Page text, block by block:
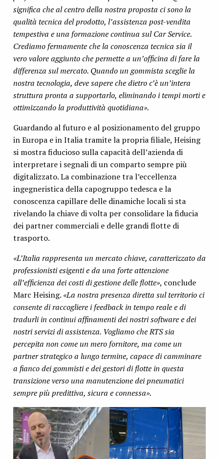
significa che al centro della nostra proposta ci sono la
qualità tecnica del prodotto, l’assistenza post-vendita
tempestiva e una formazione continua sul Car Service.
Crediamo fermamente che la conoscenza tecnica sia il
vero valore aggiunto che permette a un’officina di fare la
differenza sul mercato. Quando un gommista sceglie la
nostra tecnologia, deve sapere che dietro c’è un’intera
struttura pronta a supportarlo, eliminando i tempi morti e
ottimizzando la produttività quotidiana».
Guardando al futuro e al posizionamento del gruppo
in Europa e in Italia tramite la propria filiale, Heising
si mostra fiducioso sulla capacità dell’azienda di
interpretare i segnali di un comparto sempre più
digitalizzato. La combinazione tra l’eccellenza
ingegneristica della capogruppo tedesca e la
conoscenza capillare delle dinamiche locali si sta
rivelando la chiave di volta per consolidare la fiducia
dei partner commerciali e delle grandi flotte di
trasporto.
«L’Italia rappresenta un mercato chiave, caratterizzato da
professionisti esigenti e da una forte attenzione
all’efficienza dei costi di gestione delle flotte», conclude
Marc Heising. «La nostra presenza diretta sul territorio ci
consente di raccogliere i feedback in tempo reale e di
tradurli in continui affinamenti dei nostri software e dei
nostri servizi di assistenza. Vogliamo che RTS sia
percepita non come un mero fornitore, ma come un
partner strategico a lungo termine, capace di camminare
a fianco dei gommisti e dei gestori di flotte in questa
transizione verso una manutenzione dei pneumatici
sempre più predittiva, sicura e connessa».